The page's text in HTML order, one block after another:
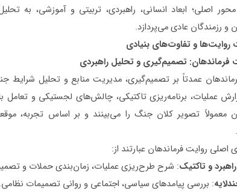
اصلی؛ ابعاد انسانی، راهبردی، تربیتی و آموزشی، به
و رزمندگان عادی می‌پردازد.
روایت‌ها و تفاوت‌های بنیادی
فرماندهان: تصمیم‌گیری و تحلیل راهبردی
عمدتاً بر تصمیم‌گیری، مدیریت منابع و تحلیل شرایط
عملیات، برنامه‌ریزی تاکتیکی، چالش‌های لجستیکی و
معمولاً تصویر کلان جنگ را می‌بینند و بر اساس تجربه،
اصلی روایت فرماندهان عبارتند از:
و تاکتیک: شرح طرح‌ریزی عملیات، زمان‌بندی حملات و
: بررسی پیامدهای سیاسی، اجتماعی و روانی تصمیمات نظامی.